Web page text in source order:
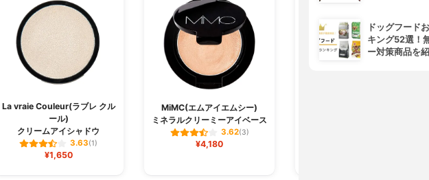
La vraie Couleur(ラブレ クル
ール)
クリームアイシャドウ
3.63(1)
¥1,650
MiMC(エムアイエムシー)
ミネラルクリーミーアイベース
3.62(3)
¥4,180
ドッグフード
キング52選！
ー対策商品を